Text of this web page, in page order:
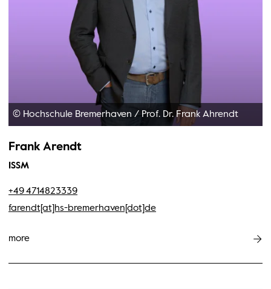
© Hochschule Bremerhaven / Prof. Dr. Frank Ahrendt
Frank Arendt
ISSM
+49 4714823339
farendt[at]hs-bremerhaven[dot]de
more